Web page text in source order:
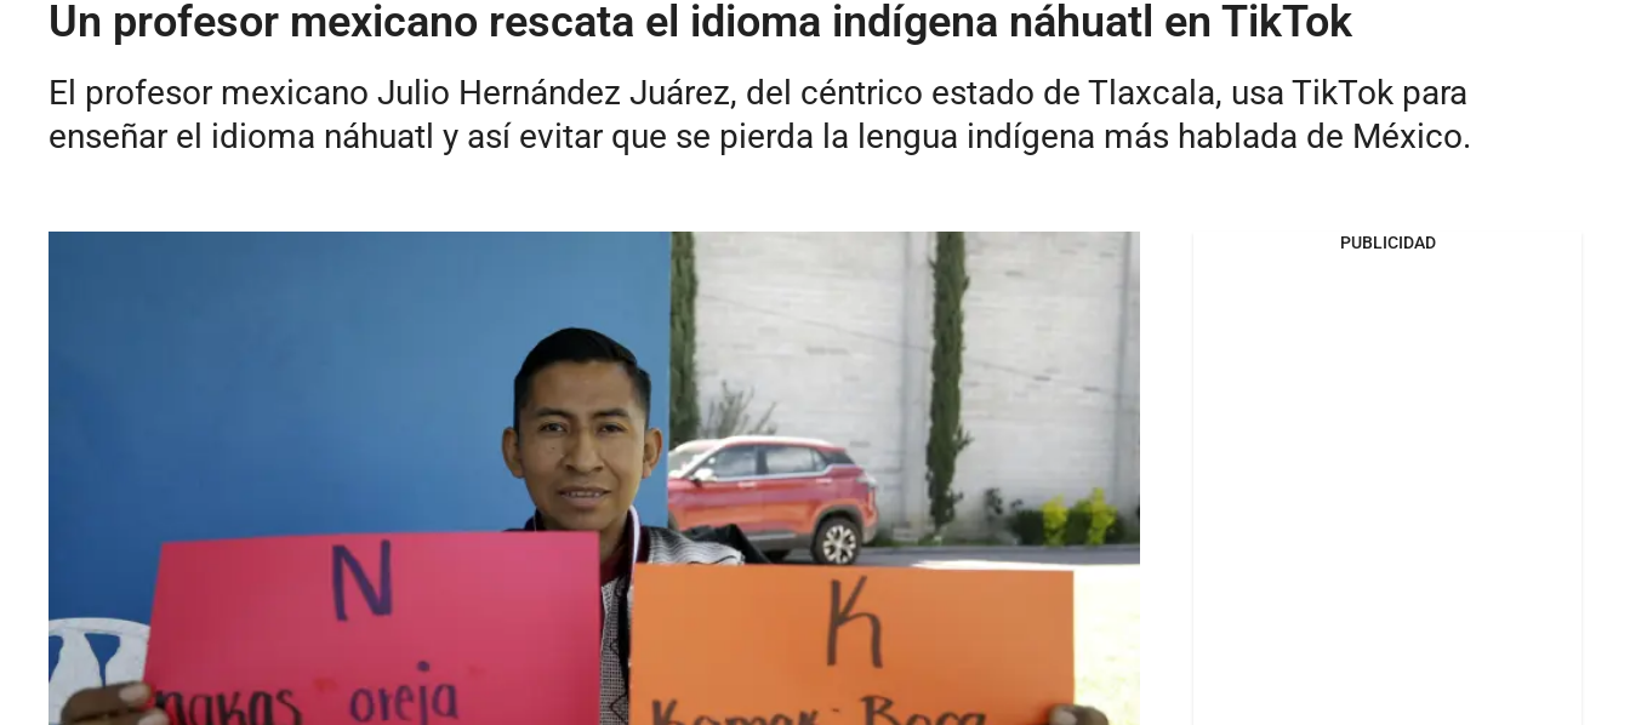
Un profesor mexicano rescata el idioma indígena náhuatl en TikTok
El profesor mexicano Julio Hernández Juárez, del céntrico estado de Tlaxcala, usa TikTok para
enseñar el idioma náhuatl y así evitar que se pierda la lengua indígena más hablada de México.
PUBLICIDAD